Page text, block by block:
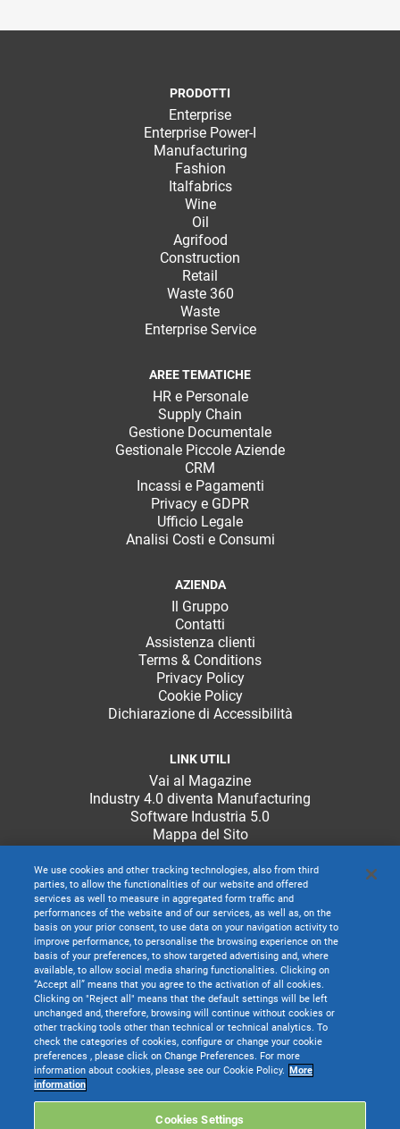
PRODOTTI
Enterprise
Enterprise Power-I
Manufacturing
Fashion
Italfabrics
Wine
Oil
Agrifood
Construction
Retail
Waste 360
Waste
Enterprise Service
AREE TEMATICHE
HR e Personale
Supply Chain
Gestione Documentale
Gestionale Piccole Aziende
CRM
Incassi e Pagamenti
Privacy e GDPR
Ufficio Legale
Analisi Costi e Consumi
AZIENDA
Il Gruppo
Contatti
Assistenza clienti
Terms & Conditions
Privacy Policy
Cookie Policy
Dichiarazione di Accessibilità
LINK UTILI
Vai al Magazine
Industry 4.0 diventa Manufacturing
Software Industria 5.0
Mappa del Sito
TeamSystem S.p.A. società con socio unico soggetta all’attività di direzione e
coordinamento di TeamSystem Holdco S.p.A. - Cap. Soc. € 24.000.000 I.v. -
C.C.I.A.A. delle Marche - P.I. 01035310414
We use cookies and other tracking technologies, also from third
parties, to allow the functionalities of our website and offered
services as well to measure in aggregated form traffic and
performances of the website and of our services, as well as, on the
basis on your prior consent, to use data on your navigation activity to
improve performance, to personalise the browsing experience on the
basis of your preferences, to show targeted advertising and, where
available, to allow social media sharing functionalities. Clicking on
“Accept all” means that you agree to the activation of all cookies.
Clicking on "Reject all" means that the default settings will be left
unchanged and, therefore, browsing will continue without cookies or
other tracking tools other than technical or technical analytics. To
check the categories of cookies, configure or change your cookie
preferences , please click on Change Preferences. For more
information about cookies, please see our Cookie Policy. More
information
Cookies Settings